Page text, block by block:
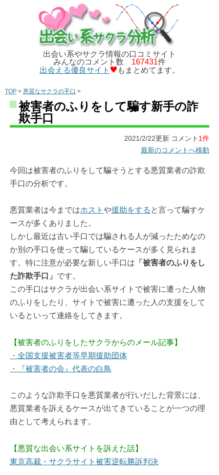
出会い系やサクラ情報の口コミサイト
みんなのコメント数 167431件
出会える優良サイト
もまとめてます。
TOP > 悪質なサクラの手口 >
被害者のふりをして騙す新手の詐
欺手口
2021/2/22更新 コメント 1件
最新のコメントへ移動
今回は被害者のふりをして騙そうとする悪質業者の詐欺
手口の分析です。
悪質業者は今まではホスト や援助をする と言って騙すケ
ースが多くありました。
しかし最近は古い手口では騙される人が減ったためなの
か別の手口を使って騙しているケースが多く見られま
す。特に注意が必要な新しい手口は 「被害者のふりをし
た詐欺手口」 です。
この手口はサクラが出会い系サイトで被害に遭った人物
のふりをしたり、サイトで被害に遭った人の支援をして
いるといって連絡をしてきます。
【被害者のふりをしたサクラからのメール記事】
・全国支援被害者等早期援助団体
・『被害者の会』代表の白鳥
このような詐欺手口を悪質業者が行いだした背景には、
悪質業者を訴えるケースが出てきていることが一つの理
由として考えられます。
【悪質な出会い系サイトを訴えた話】
東京高裁・サクラサイト被害逆転勝訴判決